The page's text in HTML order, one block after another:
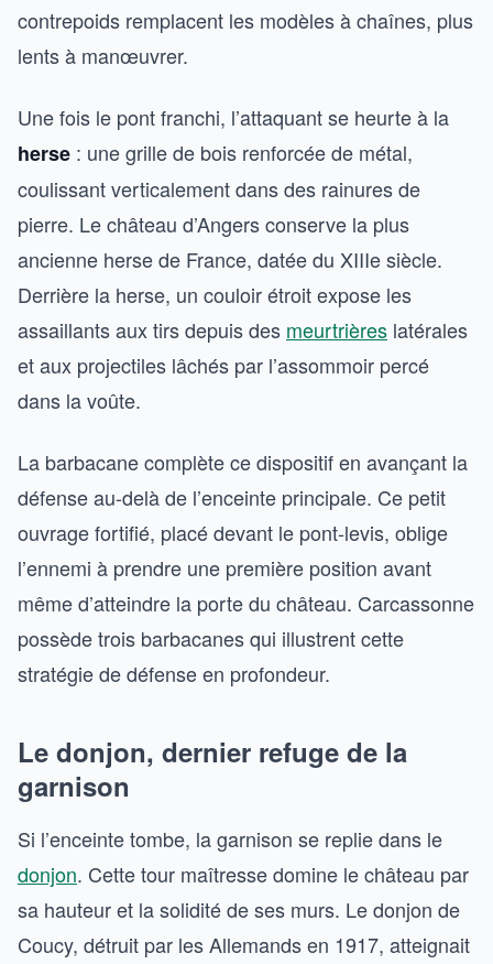
contrepoids remplacent les modèles à chaînes, plus
lents à manœuvrer.
Une fois le pont franchi, l’attaquant se heurte à la
herse : une grille de bois renforcée de métal,
coulissant verticalement dans des rainures de
pierre. Le château d’Angers conserve la plus
ancienne herse de France, datée du XIIIe siècle.
Derrière la herse, un couloir étroit expose les
assaillants aux tirs depuis des meurtrières latérales
et aux projectiles lâchés par l’assommoir percé
dans la voûte.
La barbacane complète ce dispositif en avançant la
défense au-delà de l’enceinte principale. Ce petit
ouvrage fortifié, placé devant le pont-levis, oblige
l’ennemi à prendre une première position avant
même d’atteindre la porte du château. Carcassonne
possède trois barbacanes qui illustrent cette
stratégie de défense en profondeur.
Le donjon, dernier refuge de la
garnison
Si l’enceinte tombe, la garnison se replie dans le
donjon. Cette tour maîtresse domine le château par
sa hauteur et la solidité de ses murs. Le donjon de
Coucy, détruit par les Allemands en 1917, atteignait